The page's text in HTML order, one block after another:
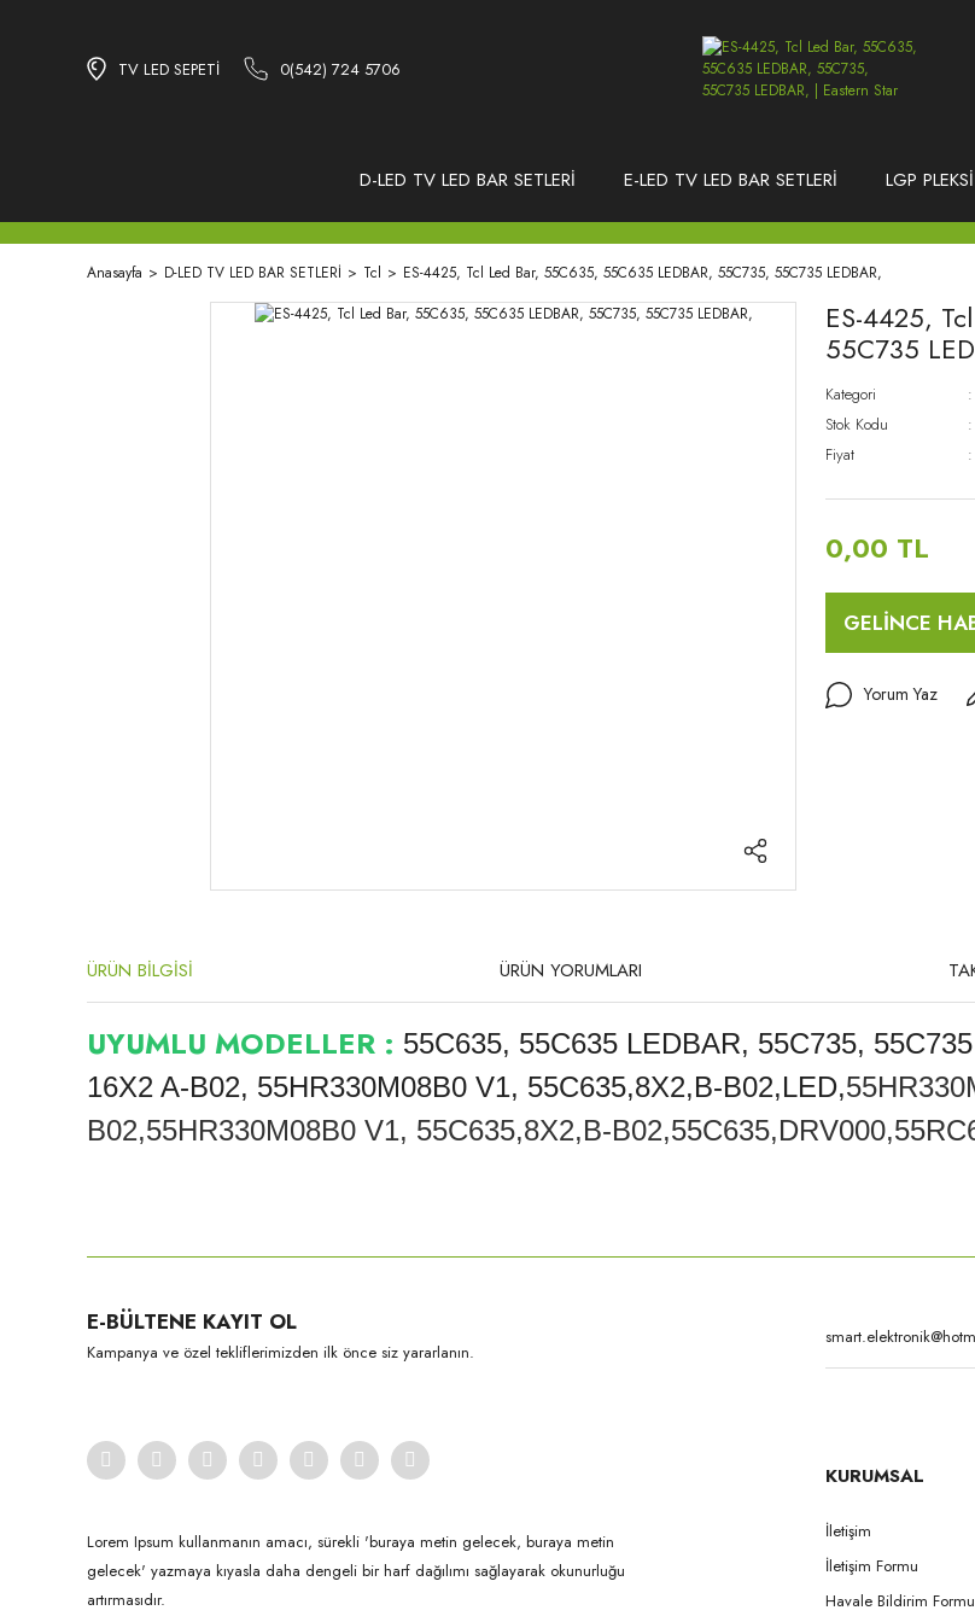
TV LED SEPETİ 0(542) 724 5706
D-LED TV LED BAR SETLERİ E-LED TV LED BAR SETLERİ LGP PLEKSİ
Anasayfa D-LED TV LED BAR SETLERİ Tcl ES-4425, Tcl Led Bar, 55C635, 55C635 LEDBAR, 55C735, 55C735 LEDBAR,
ES-4425,
55C735
Kategori
Stok Kodu
Fiyat
0,00 TL
GELİNCE
Yorum Yaz
ÜRÜN BİLGİSİ ÜRÜN YORUMLARI
UYUMLU MODELLER : 55C635, 55C635 LEDBAR, 55C735,
16X2 A-B02, 55HR330M08B0 V1, 55C635,8X2,B-B02,LED,
B02,55HR330M08B0 V1, 55C635,8X2,B-B02,
Ürün açıklamasında eksik bilgiler bulunuyor.
Ürün bilgilerinde hatalar bulunuyor.
E-BÜLTENE KAYIT OL
Kampanya ve özel tekliflerimizden ilk önce siz yararlanın.
Lorem Ipsum kullanmanın amacı, sürekli 'buraya metin gelecek, buraya metin
gelecek' yazmaya kıyasla daha dengeli bir harf dağılımı sağlayarak okunurluğu
artırmasıdır.
KURUMSAL
İletişim
İletişim Formu
Havale Bildirim Formu